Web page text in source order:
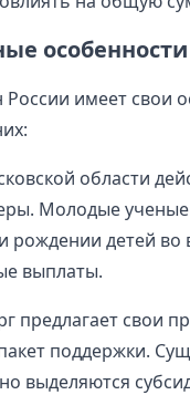
имеет свои
области
Молодые ученые
рождении детей во
выплаты.
предлагает свои
поддержки.
выделяются